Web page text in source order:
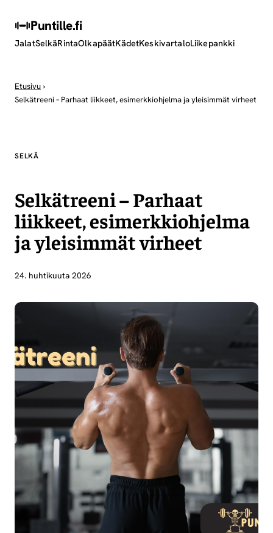
Puntille.fi
JalatSelkäRintaOlkapäätKädetKeskivartaloLiikepankki
Etusivu ›
Selkätreeni – Parhaat liikkeet, esimerkkiohjelma ja yleisimmät virheet
SELKÄ
Selkätreeni – Parhaat
liikkeet, esimerkkiohjelma
ja yleisimmät virheet
24. huhtikuuta 2026